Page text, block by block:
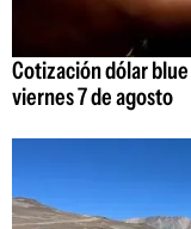
Cotización dólar blue
viernes 7 de agosto